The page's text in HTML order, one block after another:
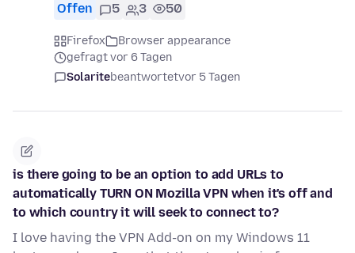
Offen 5 3 50
Firefox
Browser appearance
gefragt vor 6 Tagen
Solaritebeantwortetvor 5 Tagen
is there going to be an option to add URLs to
automatically TURN ON Mozilla VPN when it's off and
to which country it will seek to connect to?
I love having the VPN Add-on on my Windows 11